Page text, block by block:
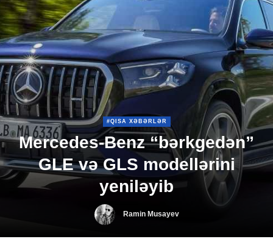
#QISA XƏBƏRLƏR
Mercedes-Benz “bərkgedən”
GLE və GLS modellərini
yeniləyib
Ramin Musayev